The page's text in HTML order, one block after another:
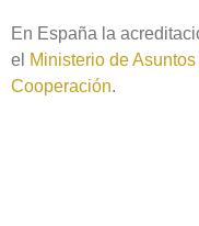
En España la
el
Ministerio de
Cooperación.